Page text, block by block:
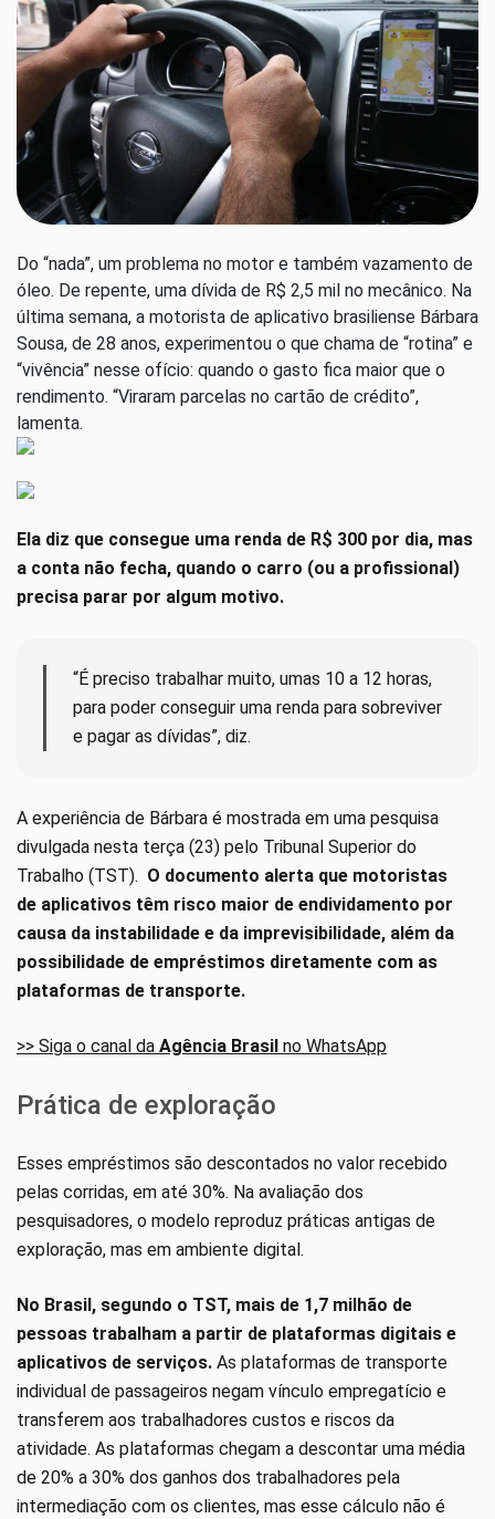
Do “nada”, um problema no motor e também vazamento de
óleo. De repente, uma dívida de R$ 2,5 mil no mecânico. Na
última semana, a motorista de aplicativo brasiliense Bárbara
Sousa, de 28 anos, experimentou o que chama de “rotina” e
“vivência” nesse ofício: quando o gasto fica maior que o
rendimento. “Viraram parcelas no cartão de crédito”,
lamenta.
Ela diz que consegue uma renda de R$ 300 por dia, mas
a conta não fecha, quando o carro (ou a profissional)
precisa parar por algum motivo.
“É preciso trabalhar muito, umas 10 a 12 horas,
para poder conseguir uma renda para sobreviver
e pagar as dívidas”, diz.
A experiência de Bárbara é mostrada em uma pesquisa
divulgada nesta terça (23) pelo Tribunal Superior do
Trabalho (TST). O documento alerta que motoristas
de aplicativos têm risco maior de endividamento por
causa da instabilidade e da imprevisibilidade, além da
possibilidade de empréstimos diretamente com as
plataformas de transporte.
>> Siga o canal da Agência Brasil no WhatsApp
Prática de exploração
Esses empréstimos são descontados no valor recebido
pelas corridas, em até 30%. Na avaliação dos
pesquisadores, o modelo reproduz práticas antigas de
exploração, mas em ambiente digital.
No Brasil, segundo o TST, mais de 1,7 milhão de
pessoas trabalham a partir de plataformas digitais e
aplicativos de serviços. As plataformas de transporte
individual de passageiros negam vínculo empregatício e
transferem aos trabalhadores custos e riscos da
atividade. As plataformas chegam a descontar uma média
de 20% a 30% dos ganhos dos trabalhadores pela
intermediação com os clientes, mas esse cálculo não é